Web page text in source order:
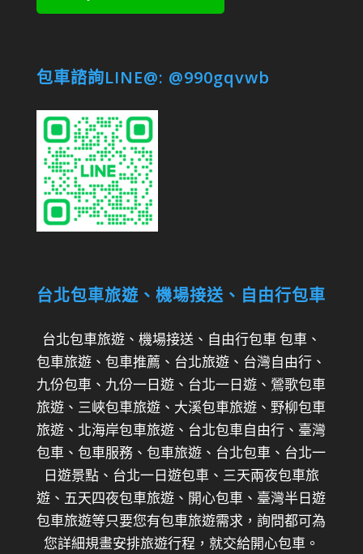
包車諮詢LINE@: @990gqvwb
台北包車旅遊、機場接送、自由行包車
台北包車旅遊、機場接送、自由行包車 包車、
包車旅遊、包車推薦、台北旅遊、台灣自由行、
九份包車、九份一日遊、台北一日遊、鶯歌包車
旅遊、三峽包車旅遊、大溪包車旅遊、野柳包車
旅遊、北海岸包車旅遊、台北包車自由行、臺灣
包車、包車服務、包車旅遊、台北包車、台北一
日遊景點、台北一日遊包車、三天兩夜包車旅
遊、五天四夜包車旅遊、開心包車、臺灣半日遊
包車旅遊等只要您有包車旅遊需求，詢問都可為
您詳細規畫安排旅遊行程，就交給開心包車。